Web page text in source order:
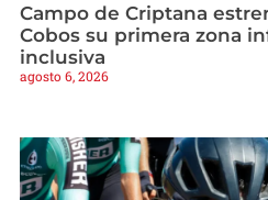
Campo de Criptana
Cobos su primera zona
inclusiva
agosto 6, 2026